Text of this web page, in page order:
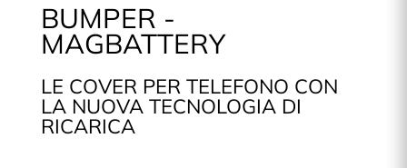
BUMPER -
MAGBATTERY
LE COVER PER TELEFONO CON
LA NUOVA TECNOLOGIA DI
RICARICA